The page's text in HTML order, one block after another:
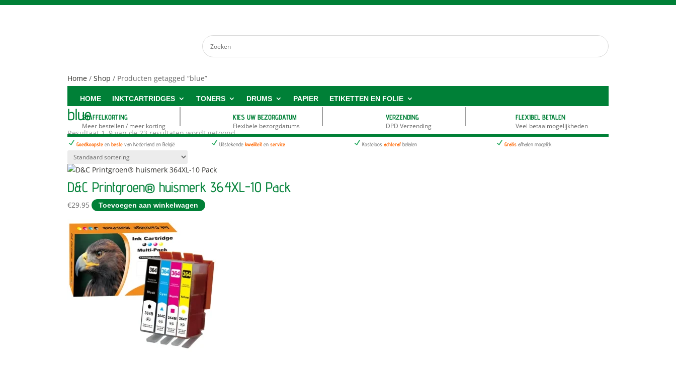
HOME INKTCARTRIDGES TONERS DRUMS PAPIER ETIKETTEN EN FOLIE
STAFFELKORTING
Meer bestellen / meer korting
KIES UW BEZORGDATUM
Flexibele bezorgdatums
VERZENDING
DPD Verzending
FLEXIBEL BETALEN
Veel betaalmogelijkheden
N Goedkoopste enbeste van Nederland en België N Uitstekendekwaliteiten service N Kosteloos achteraf betalen N Gratis afhalen mogelijk
Home /Shop / Producten getagged “blue”
blue
Resultaat 1–9 van de 23 resultaten wordt getoond
D&C Printgroen® huismerk 364XL-10 Pack
€29.95 Toevoegen aan winkelwagen